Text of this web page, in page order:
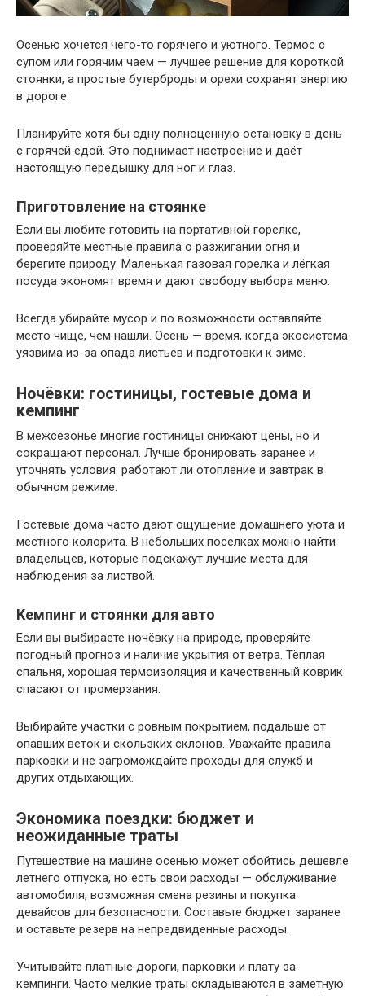
Осенью хочется чего-то горячего и уютного. Термос с
супом или горячим чаем — лучшее решение для короткой
стоянки, а простые бутерброды и орехи сохранят энергию
в дороге.
Планируйте хотя бы одну полноценную остановку в день
с горячей едой. Это поднимает настроение и даёт
настоящую передышку для ног и глаз.
Приготовление на стоянке
Если вы любите готовить на портативной горелке,
проверяйте местные правила о разжигании огня и
берегите природу. Маленькая газовая горелка и лёгкая
посуда экономят время и дают свободу выбора меню.
Всегда убирайте мусор и по возможности оставляйте
место чище, чем нашли. Осень — время, когда экосистема
уязвима из-за опада листьев и подготовки к зиме.
Ночёвки: гостиницы, гостевые дома и
кемпинг
В межсезонье многие гостиницы снижают цены, но и
сокращают персонал. Лучше бронировать заранее и
уточнять условия: работают ли отопление и завтрак в
обычном режиме.
Гостевые дома часто дают ощущение домашнего уюта и
местного колорита. В небольших поселках можно найти
владельцев, которые подскажут лучшие места для
наблюдения за листвой.
Кемпинг и стоянки для авто
Если вы выбираете ночёвку на природе, проверяйте
погодный прогноз и наличие укрытия от ветра. Тёплая
спальня, хорошая термоизоляция и качественный коврик
спасают от промерзания.
Выбирайте участки с ровным покрытием, подальше от
опавших веток и скользких склонов. Уважайте правила
парковки и не загромождайте проходы для служб и
других отдыхающих.
Экономика поездки: бюджет и
неожиданные траты
Путешествие на машине осенью может обойтись дешевле
летнего отпуска, но есть свои расходы — обслуживание
автомобиля, возможная смена резины и покупка
девайсов для безопасности. Составьте бюджет заранее
и оставьте резерв на непредвиденные расходы.
Учитывайте платные дороги, парковки и плату за
кемпинги. Часто мелкие траты складываются в заметную